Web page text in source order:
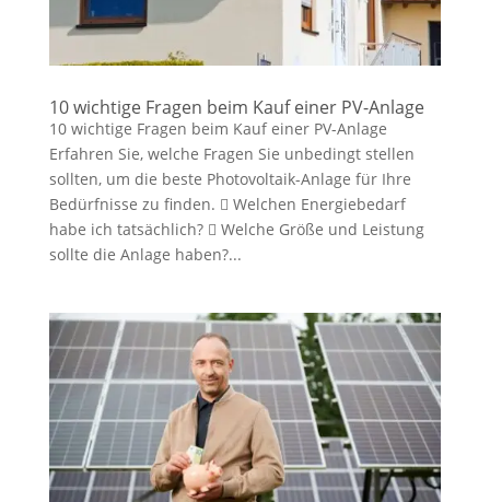
10 wichtige Fragen beim Kauf einer PV-Anlage
10 wichtige Fragen beim Kauf einer PV-Anlage
Erfahren Sie, welche Fragen Sie unbedingt stellen
sollten, um die beste Photovoltaik-Anlage für Ihre
Bedürfnisse zu finden.  Welchen Energiebedarf
habe ich tatsächlich?  Welche Größe und Leistung
sollte die Anlage haben?...